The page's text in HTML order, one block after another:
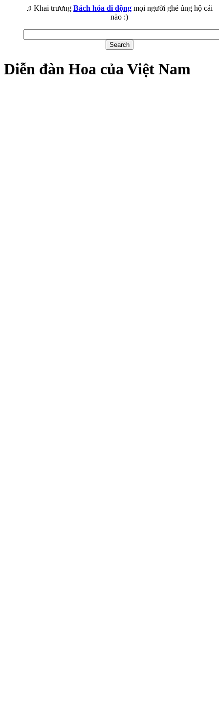
♫ Khai trương Bách hóa di động mọi người ghé ủng hộ cái
nào :)
Diễn đàn Hoa của Việt Nam